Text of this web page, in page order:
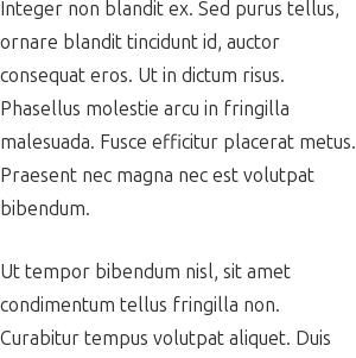
Integer non blandit ex. Sed purus tellus,
ornare blandit tincidunt id, auctor
consequat eros. Ut in dictum risus.
Phasellus molestie arcu in fringilla
malesuada. Fusce efficitur placerat metus.
Praesent nec magna nec est volutpat
bibendum.
Ut tempor bibendum nisl, sit amet
condimentum tellus fringilla non.
Curabitur tempus volutpat aliquet. Duis